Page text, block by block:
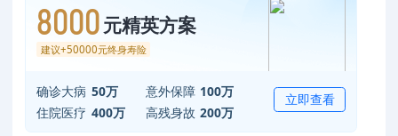
8000元精英方案
建议+50000元终身寿险
确诊大病 50万 意外保障 100万
住院医疗 400万 高残身故 200万
立即查看